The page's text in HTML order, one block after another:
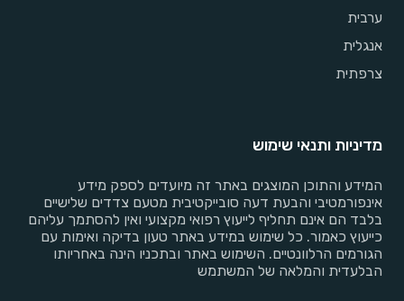
ערבית
אנגלית
צרפתית
מדיניות ותנאי שימוש
המידע והתוכן המוצגים באתר זה מיועדים לספק מידע
אינפורמטיבי והבעת דעה סובייקטיבית מטעם צדדים שלישיים
בלבד הם אינם תחליף לייעוץ רפואי מקצועי ואין להסתמך עליהם
כייעוץ כאמור. כל שימוש במידע באתר טעון בדיקה ואימות עם
הגורמים הרלוונטיים. השימוש באתר ובתכניו הינה באחריותו
הבלעדית והמלאה של המשתמש